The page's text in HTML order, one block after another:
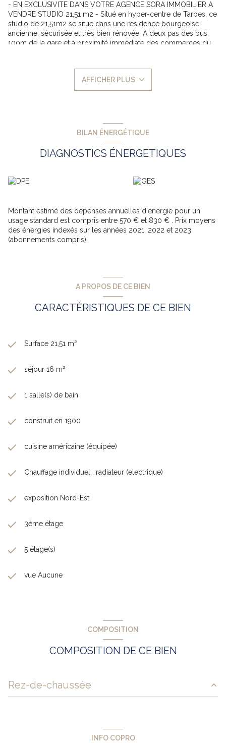
- EN EXCLUSIVITE DANS VOTRE AGENCE SORA IMMOBILIER A
VENDRE STUDIO 21,51 m2 - Situé en hyper-centre de Tarbes, ce
studio de 21,51m2 se situe dans une résidence bourgeoise
ancienne, sécurisée et très bien rénovée. A deux pas des bus,
100m de la gare et à proximité immédiate des commerces du
accessible grâce à un ascenseur; il dispose d'une pièce
principale de 16m2 environ avec une cuisine équipée et
meublée, ainsi qu'une salle d'eau fermé. Idéal pour un
quelques mètres seulement de la résidence, le stationnement
renseignements, n'hésitez pas à contacter l'un de nos
conseillers immobilier et ainsi organiser une visite ! Honoraires à
AFFICHER PLUS
BILAN ÉNERGÉTIQUE
DIAGNOSTICS ÉNERGETIQUES
Montant estimé des dépenses annuelles d'énergie pour un
usage standard est compris entre 570 € et 830 € . Prix moyens
des énergies indexés sur les années 2021, 2022 et 2023
(abonnements compris).
A PROPOS DE CE BIEN
CARACTÉRISTIQUES DE CE BIEN
Surface 21,51 m²
séjour 16 m²
1 salle(s) de bain
construit en 1900
cuisine américaine (équipée)
Chauffage individuel : radiateur (electrique)
exposition Nord-Est
3ème étage
5 étage(s)
vue Aucune
COMPOSITION
COMPOSITION DE CE BIEN
Rez-de-chaussée
INFO COPRO